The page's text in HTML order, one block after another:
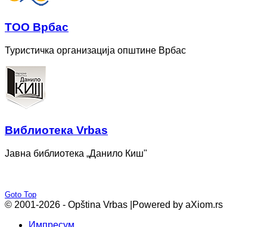
ТОО Врбас
Туристичка организација општине Врбас
Bиблиотека Vrbas
Јавна библиотека „Данило Киш"
Goto Top
© 2001-2026 - Opština Vrbas | Powered by aXiom.rs
Импресум